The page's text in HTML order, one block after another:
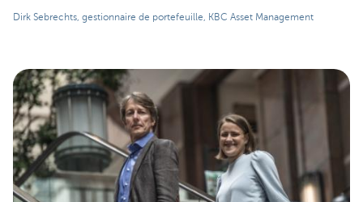
Dirk Sebrechts, gestionnaire de portefeuille, KBC Asset Management